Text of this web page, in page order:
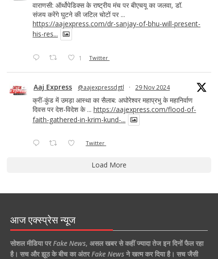
वाराणसी: ऑर्थोपेडिक्स के राष्ट्रीय मंच पर बीएचयू का जलवा, डॉ.
संजय करेंगे घुटने की जटिल चोटों पर ...
https://aajexpress.com/dr-sanjay-of-bhu-will-present-
his-res...
1 Twitter
Aaj Express @aajexpressdgtl · 29 Nov 2024
क्रीं-कुंड में उमड़ा आस्था का सैलाब: अघोरेश्वर महाप्रभु के महानिर्वाण
दिवस पर देश-विदेश के ... https://aajexpress.com/flood-of-
faith-gathered-in-krim-kund-...
Twitter
Load More
आज एक्स्प्रेस न्यूज
सोशल मीडिया पर Fake News, असल खबर से कहीं ज्यादा तेज इन दिनों फैल रहा
है। सच और झूठ के बीच का अंतर Fake Newsने खत्म कर दिया है। सच जैसी